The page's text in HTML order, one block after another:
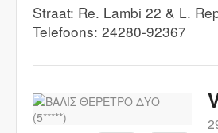
Straat: Re. Lambi 22 & L.
Telefoons: 24280-92367